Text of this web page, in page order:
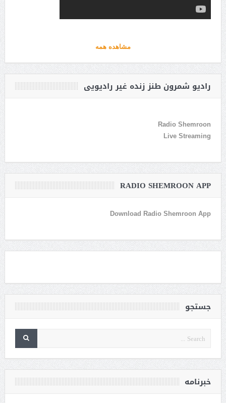
مشاهده همه
رادیو شمرون طنز زنده غیر رادیویی
Radio Shemroon
Live Streaming
RADIO SHEMROON APP
Download Radio Shemroon App
جستجو
خبرنامه